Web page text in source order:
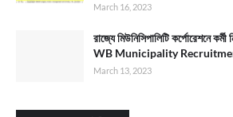
March 16, 2023
রাজ্যে মিউনিসিপালিটি কর্পোরেশনে
WB Municipality
March 13, 2023